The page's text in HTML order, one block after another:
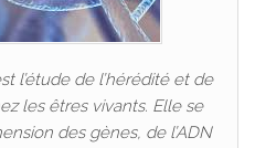
l’étude de l’hérédité et de
les êtres vivants. Elle se
des gènes, de l’ADN